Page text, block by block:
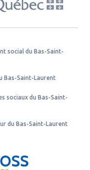
social du Bas-Saint-
Bas-Saint-Laurent
sociaux du Bas-Saint-
du Bas-Saint-Laurent